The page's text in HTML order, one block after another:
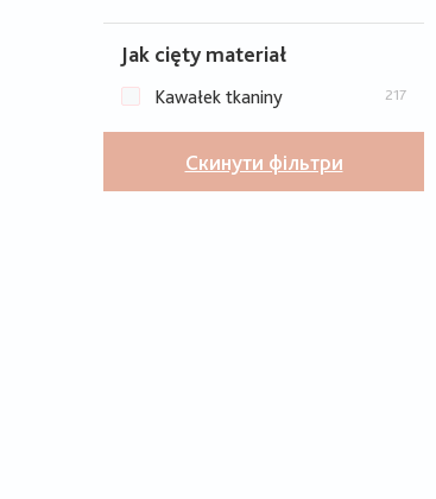
Jak cięty materiał
Kawałek tkaniny 217
Скинути фільтри